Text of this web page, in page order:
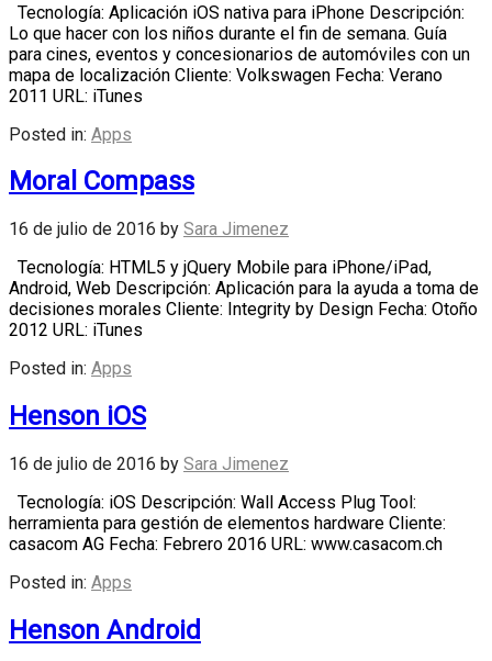
Tecnología: Aplicación iOS nativa para iPhone Descripción:
Lo que hacer con los niños durante el fin de semana. Guía
para cines, eventos y concesionarios de automóviles con un
mapa de localización Cliente: Volkswagen Fecha: Verano
2011 URL: iTunes
Posted in: Apps
Moral Compass
16 de julio de 2016 by Sara Jimenez
Tecnología: HTML5 y jQuery Mobile para iPhone/iPad,
Android, Web Descripción: Aplicación para la ayuda a toma de
decisiones morales Cliente: Integrity by Design Fecha: Otoño
2012 URL: iTunes
Posted in: Apps
Henson iOS
16 de julio de 2016 by Sara Jimenez
Tecnología: iOS Descripción: Wall Access Plug Tool:
herramienta para gestión de elementos hardware Cliente:
casacom AG Fecha: Febrero 2016 URL: www.casacom.ch
Posted in: Apps
Henson Android